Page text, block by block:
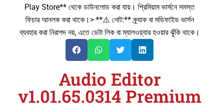
Play Store** থেকে ডাউনলোড করা যায়। প্রিমিয়াম ভার্সনে সমস্ত
ফিচার আনলক করা থাকে।> **⚠️ নোট:** ক্র্যাক বা মডিফাইড ভার্সন
ব্যবহার করা নিরাপদ নয়, এতে ডেটা লিক বা ম্যালওয়্যার হওয়ার ঝুঁকি থাকে।
Audio Editor
v1.01.65.0314 Premium